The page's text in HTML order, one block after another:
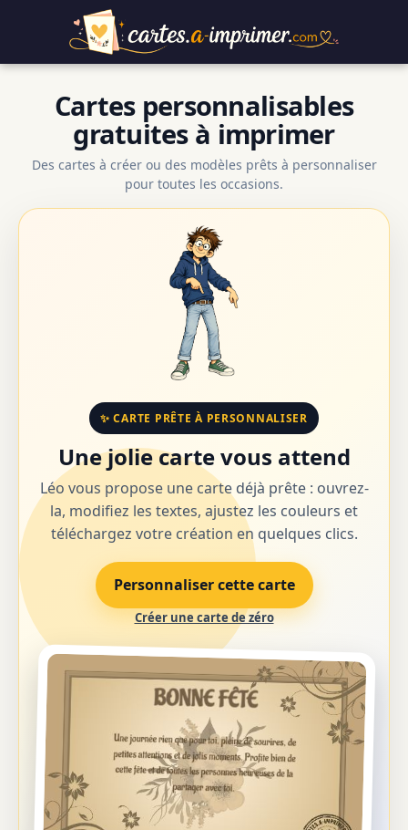
Cartes personnalisables
gratuites à imprimer
Des cartes à créer ou des modèles prêts à personnaliser
pour toutes les occasions.
✨ CARTE PRÊTE À PERSONNALISER
Une jolie carte vous attend
Léo vous propose une carte déjà prête : ouvrez-
la, modifiez les textes, ajustez les couleurs et
téléchargez votre création en quelques clics.
Personnaliser cette carte
Créer une carte de zéro